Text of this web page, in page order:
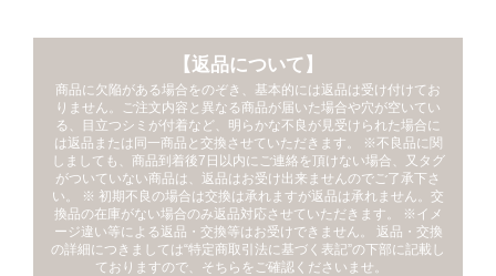
【返品について】
商品に欠陥がある場合をのぞき、基本的には返品は受け付けてお
りません。ご注文内容と異なる商品が届いた場合や穴が空いてい
る、目立つシミが付着など、明らかな不良が見受けられた場合に
は返品または同一商品と交換させていただきます。 ※不良品に関
しましても、商品到着後7日以内にご連絡を頂けない場合、又タグ
がついていない商品は、返品はお受け出来ませんのでご了承下さ
い。 ※ 初期不良の場合は交換は承れますが返品は承れません。交
換品の在庫がない場合のみ返品対応させていただきます。 ※イメ
ージ違い等による返品・交換等はお受けできません。 返品・交換
の詳細につきましては“特定商取引法に基づく表記”の下部に記載し
ておりますので、そちらをご確認くださいませ。